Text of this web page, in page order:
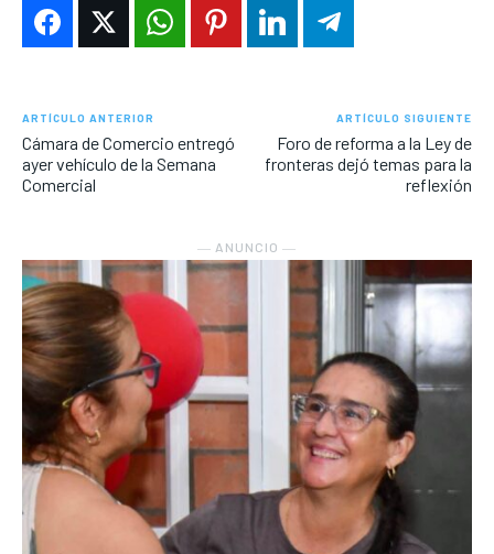
ARTÍCULO ANTERIOR
Cámara de Comercio entregó
ayer vehículo de la Semana
Comercial
ARTÍCULO SIGUIENTE
Foro de reforma a la Ley de
fronteras dejó temas para la
reflexión
― ANUNCIO ―